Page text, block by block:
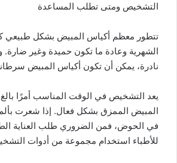
التشخيص ومتى تطلب المساعدة
تتطور معظم أكياس المبيض بشكل طبيعي
الشهرية وعادة ما تكون حميدة وغير
نادرة، يمكن أن تكون أكياس المبيض
يعد التشخيص في الوقت المناسب أمرًا بالغ
المبيض الممزق بشكل فعال. إذا شعرت
في الحوض، فمن الضروري طلب العناية
للأطباء استخدام مجموعة من أدوات